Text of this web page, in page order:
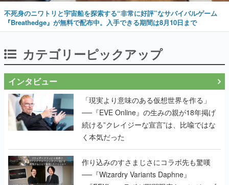
不死身のニワトリと宇宙船を探索する“非常に好評”なサバイバルゲーム
『Breathedge』が無料で配布中。入手できる期間は8月10日まで
カテゴリーピックアップ
インタビュー
「現実より意味のある仮想世界を作る」
──『EVE Online』の生みの親が18年掲げ
続ける”クレイジーな宣言”は、比喩ではな
く本気だった
作り込みのすさまじさにコラボ先も驚嘆
──『Wizardry Variants Daphne』